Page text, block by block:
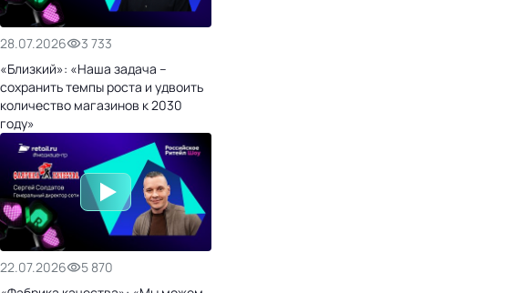
28.07.2026
3 733
«Близкий»: «Наша задача –
сохранить темпы роста и удвоить
количество магазинов к 2030
году»
22.07.2026
5 870